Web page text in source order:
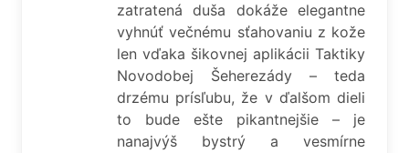
zatratená duša dokáže elegantne
vyhnúť večnému sťahovaniu z kože
len vďaka šikovnej aplikácii Taktiky
Novodobej Šeherezády – teda
drzému prísľubu, že v ďalšom dieli
to bude ešte pikantnejšie – je
nanajvýš bystrý a vesmírne